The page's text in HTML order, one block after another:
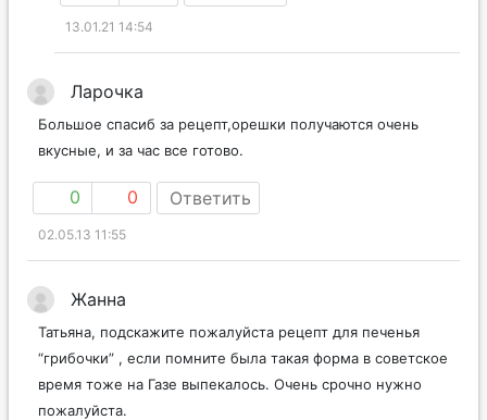
3 0 Ответить
13.01.21 14:54
Большое спасиб за рецепт,орешки получаются очень
0 0 Ответить
02.05.13 11:55
Татьяна, подскажите пожалуйста рецепт для печенья
“грибочки” , если помните была такая форма в советское
время тоже на Газе выпекалось. Очень срочно нужно